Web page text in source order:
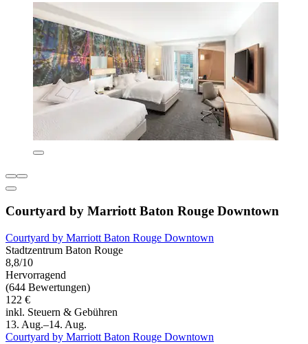
Courtyard by Marriott Baton Rouge Downtown
Courtyard by Marriott Baton Rouge Downtown
Stadtzentrum Baton Rouge
8,8/10
Hervorragend
(644 Bewertungen)
122 €
inkl. Steuern & Gebühren
13. Aug.–14. Aug.
Courtyard by Marriott Baton Rouge Downtown